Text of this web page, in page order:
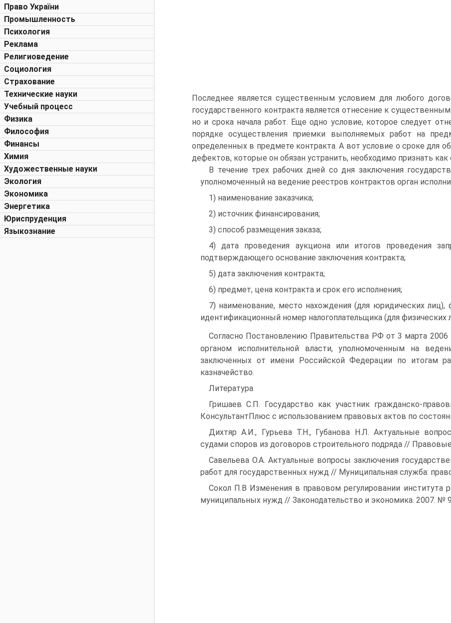
Право України
Промышленность
Психология
Реклама
Религиоведение
Социология
Страхование
Технические науки
Учебный процесс
Физика
Философия
Финансы
Химия
Художественные науки
Экология
Экономика
Энергетика
Юриспруденция
Языкознание
Последнее является существенным условием для любого
государственного контракта является отнесение к
но и срока начала работ. Еще одно условие, которое следует
порядке осуществления приемки выполняемых работ на
определенных в предмете контракта. А вот условие о сроке для
дефек­тов, которые он обязан устранить, необходимо признать как
В течение трех рабочих дней со дня заключения
уполномоченный на ведение реестров контрактов орган
1) наименование заказчика;
2) источник финансирования;
3) способ размещения заказа;
4) дата проведения аукциона или итогов проведения
подтверждающего основание заключения контракта;
5) дата заключения контракта;
6) предмет, цена контракта и срок его исполнения;
7) наименование, место нахождения (для юридических
идентификационный номер налогоплательщика (для физических
Согласно Постановлению Правительства РФ от 3 марта 2006
органом исполнительной власти, уполномоченным на
заключенных от имени Российской Федерации по итогам
казначейство.
Литература
Гришаев С.П. Государство как участник гражданско-
КонсультантПлюс с использованием правовых актов по
Дихтяр А.И., Гурьева Т.Н., Губанова Н.Л. Актуальные
судами споров из договоров строительного подряда //
Савельева О.А. Актуальные вопросы заключения
работ для государственных нужд // Муниципальная служба:
Сокол П.В Изменения в правовом регулировании института
муниципальных нужд // Законодательство и экономика. 2007. №